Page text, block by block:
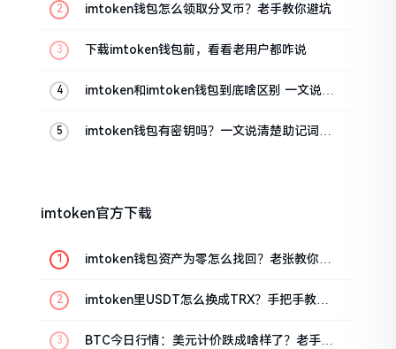
imtoken钱包怎么领取分叉币？老手教你避坑
下载imtoken钱包前，看看老用户都咋说
imtoken和imtoken钱包到底啥区别 一文说清
imtoken钱包有密钥吗？一文说清楚助记词和
imtoken官方下载
imtoken钱包资产为零怎么找回？老张教你几
imtoken里USDT怎么换成TRX？手把手教你
BTC今日行情：美元计价跌成啥样了？老手教